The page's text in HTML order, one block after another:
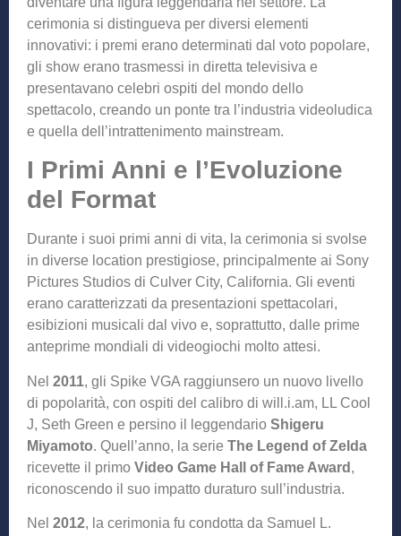
cerimonia si distingueva per diversi elementi
innovativi: i premi erano determinati dal voto popolare,
gli show erano trasmessi in diretta televisiva e
presentavano celebri ospiti del mondo dello
spettacolo, creando un ponte tra l’industria videoludica
e quella dell’intrattenimento mainstream.
I Primi Anni e l’Evoluzione
del Format
Durante i suoi primi anni di vita, la cerimonia si svolse
in diverse location prestigiose, principalmente ai Sony
Pictures Studios di Culver City, California. Gli eventi
erano caratterizzati da presentazioni spettacolari,
esibizioni musicali dal vivo e, soprattutto, dalle prime
anteprime mondiali di videogiochi molto attesi.
Nel 2011, gli Spike VGA raggiunsero un nuovo livello
di popolarità, con ospiti del calibro di will.i.am, LL Cool
J, Seth Green e persino il leggendario Shigeru
Miyamoto. Quell’anno, la serie The Legend of Zelda
ricevette il primo Video Game Hall of Fame Award ,
riconoscendo il suo impatto duraturo sull’industria.
Nel 2012, la cerimonia fu condotta da Samuel L.